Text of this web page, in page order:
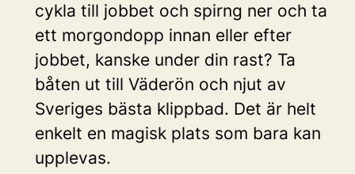
cykla till jobbet och spirng ner och ta
ett morgondopp innan eller efter
jobbet, kanske under din rast? Ta
båten ut till Väderön och njut av
Sveriges bästa klippbad. Det är helt
enkelt en magisk plats som bara kan
upplevas.